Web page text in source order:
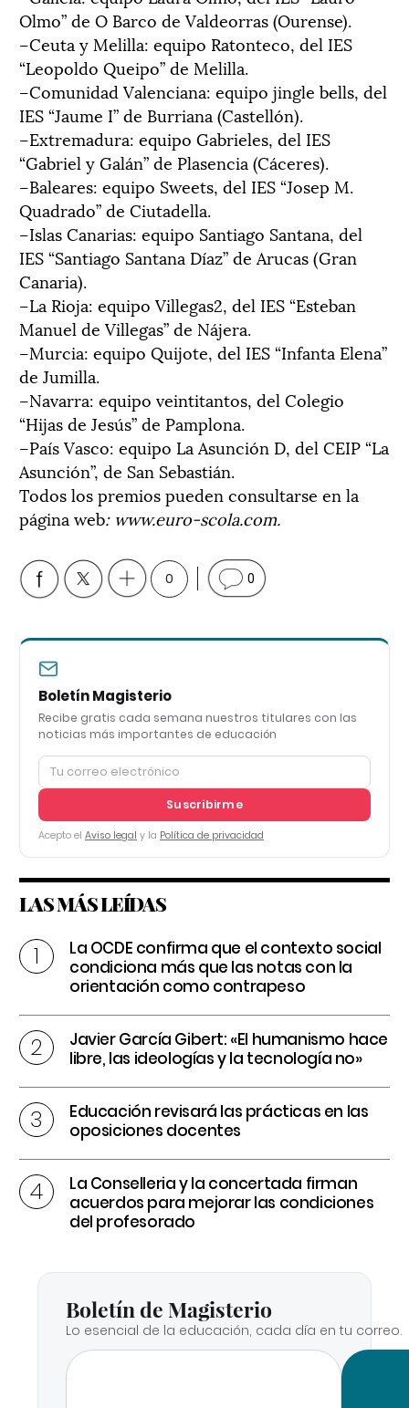
Olmo” de O Barco de Valdeorras (Ourense).
–Ceuta y Melilla: equipo Ratonteco, del IES
“Leopoldo Queipo” de Melilla.
–Comunidad Valenciana: equipo jingle bells, del
IES “Jaume I” de Burriana (Castellón).
–Extremadura: equipo Gabrieles, del IES
“Gabriel y Galán” de Plasencia (Cáceres).
–Baleares: equipo Sweets, del IES “Josep M.
Quadrado” de Ciutadella.
–Islas Canarias: equipo Santiago Santana, del
IES “Santiago Santana Díaz” de Arucas (Gran
Canaria).
–La Rioja: equipo Villegas2, del IES “Esteban
Manuel de Villegas” de Nájera.
–Murcia: equipo Quijote, del IES “Infanta Elena”
de Jumilla.
–Navarra: equipo veintitantos, del Colegio
“Hijas de Jesús” de Pamplona.
–País Vasco: equipo La Asunción D, del CEIP “La
Asunción”, de San Sebastián.
Todos los premios pueden consultarse en la
página web: www.euro-scola.com.
0 0
Boletín Magisterio
Recibe gratis cada semana nuestros titulares con las
noticias más importantes de educación
Suscribirme
Acepto el Aviso legal y la Política de privacidad
LAS MÁS LEÍDAS
La OCDE confirma que el contexto social
condiciona más que las notas con la
orientación como contrapeso
Javier García Gibert: «El humanismo hace
libre, las ideologías y la tecnología no»
Educación revisará las prácticas en las
oposiciones docentes
La Conselleria y la concertada firman
acuerdos para mejorar las condiciones
del profesorado
Boletín de Magisterio
Lo esencial de la educación, cada día en tu correo.